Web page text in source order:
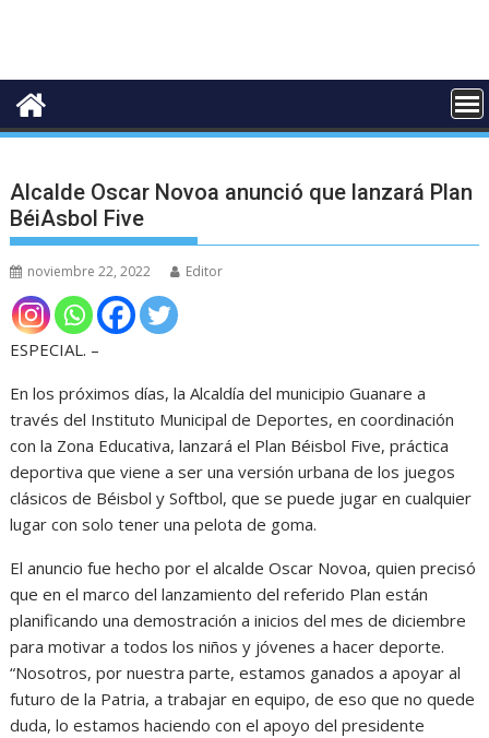
Alcalde Oscar Novoa anunció que lanzará Plan
BéiAsbol Five
noviembre 22, 2022 Editor
ESPECIAL. –
En los próximos días, la Alcaldía del municipio Guanare a
través del Instituto Municipal de Deportes, en coordinación
con la Zona Educativa, lanzará el Plan Béisbol Five, práctica
deportiva que viene a ser una versión urbana de los juegos
clásicos de Béisbol y Softbol, que se puede jugar en cualquier
lugar con solo tener una pelota de goma.
El anuncio fue hecho por el alcalde Oscar Novoa, quien precisó
que en el marco del lanzamiento del referido Plan están
planificando una demostración a inicios del mes de diciembre
para motivar a todos los niños y jóvenes a hacer deporte.
“Nosotros, por nuestra parte, estamos ganados a apoyar al
futuro de la Patria, a trabajar en equipo, de eso que no quede
duda, lo estamos haciendo con el apoyo del presidente